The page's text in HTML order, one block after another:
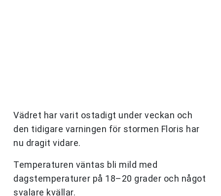
Vädret har varit ostadigt under veckan och
den tidigare varningen för stormen Floris har
nu dragit vidare.
Temperaturen väntas bli mild med
dagstemperaturer på 18–20 grader och något
svalare kvällar.